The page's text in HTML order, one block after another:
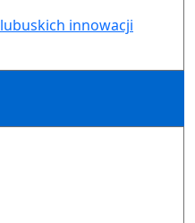
innowacji